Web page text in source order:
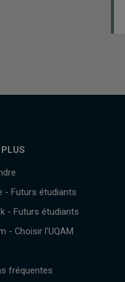
- Futurs étudiants
- Futurs étudiants
- Choisir l'UQAM
fréquentes